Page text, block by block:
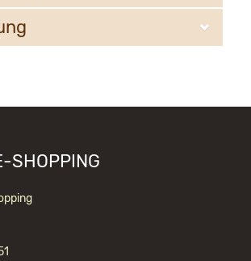
Werkstätten Olbernhau GmbH
SHOPPING